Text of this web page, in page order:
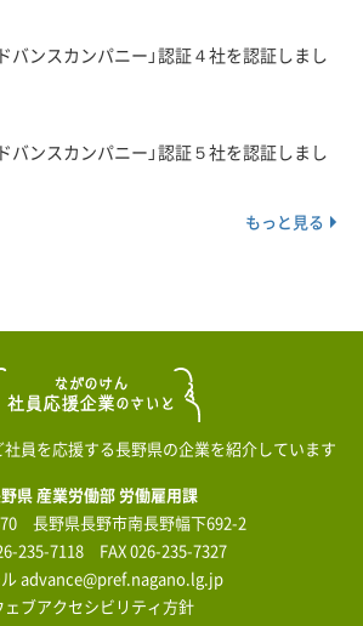
バンスカンパニー」認証４社を認証しまし
バンスカンパニー」認証５社を認証しまし
もっと見る
員を応援する長野県の企業を紹介しています
県 産業労働部 労働雇用課
長野県長野市南長野幅下692-2
235-7118 FAX 026-235-7327
advance@pref.nagano.lg.jp
ェブアクセシビリティ方針